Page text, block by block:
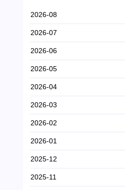
2026-08
2026-07
2026-06
2026-05
2026-04
2026-03
2026-02
2026-01
2025-12
2025-11